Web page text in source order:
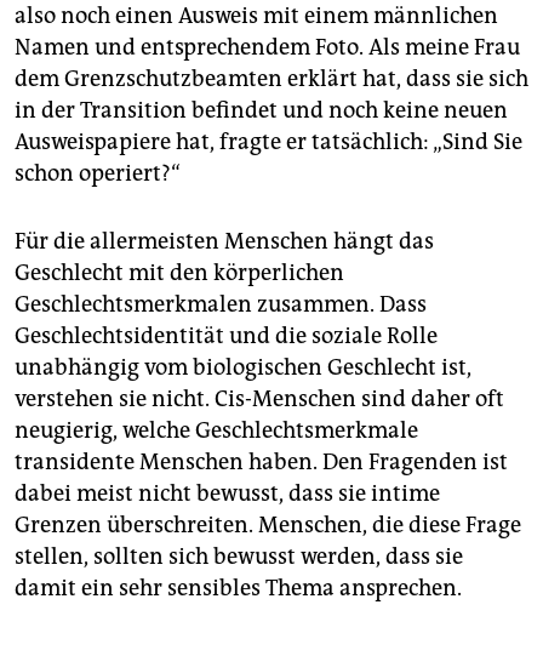
also noch einen Ausweis mit einem männlichen
Namen und entsprechendem Foto. Als meine Frau
dem Grenzschutzbeamten erklärt hat, dass sie sich
in der Transition befindet und noch keine neuen
Ausweispapiere hat, fragte er tatsächlich: „Sind Sie
schon operiert?“
Für die allermeisten Menschen hängt das
Geschlecht mit den körperlichen
Geschlechtsmerkmalen zusammen. Dass
Geschlechtsidentität und die soziale Rolle
unabhängig vom biologischen Geschlecht ist,
verstehen sie nicht. Cis-Menschen sind daher oft
neugierig, welche Geschlechtsmerkmale
transidente Menschen haben. Den Fragenden ist
dabei meist nicht bewusst, dass sie intime
Grenzen überschreiten. Menschen, die diese Frage
stellen, sollten sich bewusst werden, dass sie
damit ein sehr sensibles Thema ansprechen.